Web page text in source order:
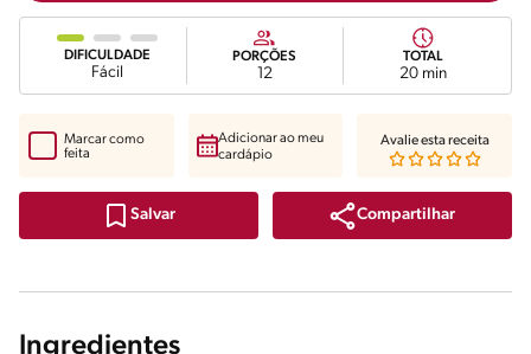
DIFICULDADE
Fácil
PORÇÕES
12
TOTAL
20 min
Salvar Compartilhar
Marcar como
feita
Adicionar ao meu
cardápio
Avalie esta receita
Ingredientes